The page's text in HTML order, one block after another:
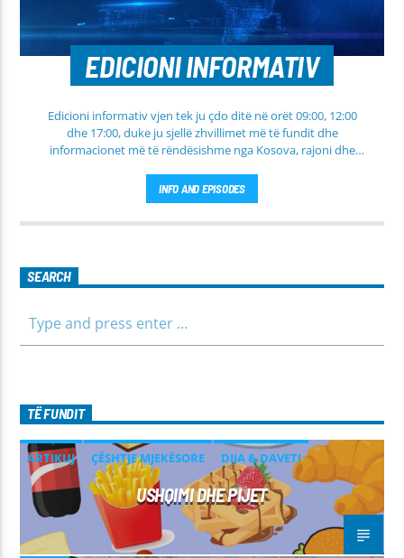
EDICIONI INFORMATIV
Edicioni informativ vjen tek ju çdo ditë në orët 09:00, 12:00
dhe 17:00, duke ju sjellë zhvillimet më të fundit dhe
informacionet më të rëndësishme nga Kosova, rajoni dhe
fusha të ndryshme, përfshirë politikën, shoqërinë dhe
ekonominë, si dhe rubrika të veçanta për sportin dhe
parashikimin e motit. Qëndroni me ne për informim të saktë,
INFO AND EPISODES
SEARCH
TË FUNDIT
ARTIKUJ ÇËSHTJE MJEKËSORE DIJA & DAVETI
USHQIMI DHE PIJET